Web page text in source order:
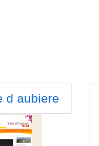
d aubiere